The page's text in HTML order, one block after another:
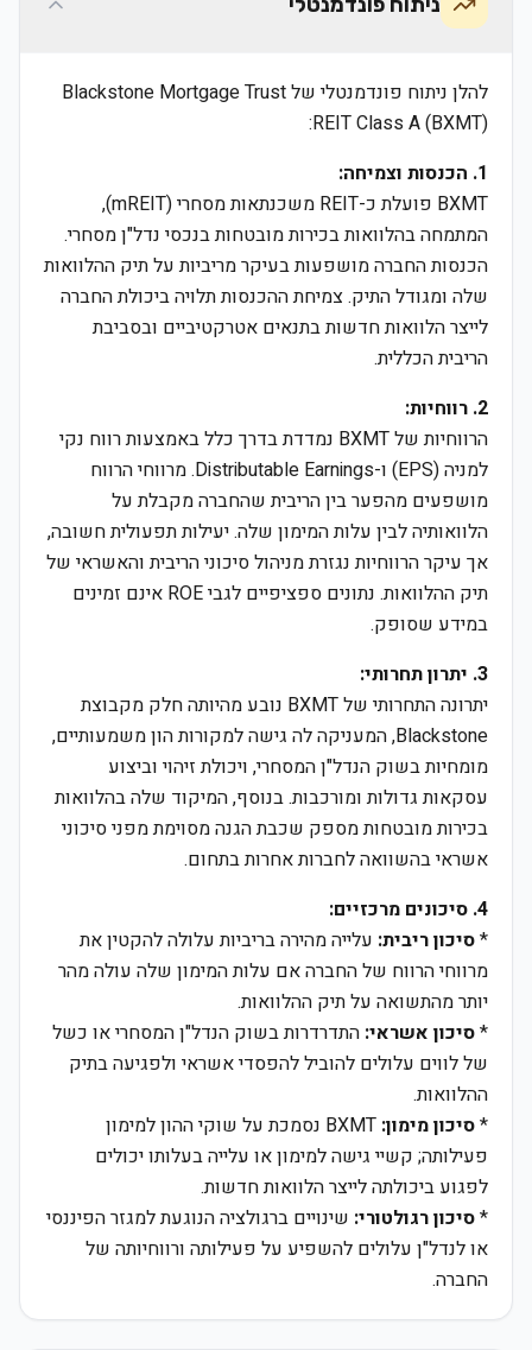
להלן ניתוח פונדמנטלי של Blackstone Mortgage Trust
REIT Class A (BXMT):
1. הכנסות וצמיחה:
BXMT פועלת כ-REIT משכנתאות מסחרי (mREIT),
המתמחה בהלוואות בכירות מובטחות בנכסי נדל"ן מסחרי.
הכנסות החברה מושפעות בעיקר מריביות על תיק ההלוואות
שלה ומגודל התיק. צמיחת ההכנסות תלויה ביכולת החברה
לייצר הלוואות חדשות בתנאים אטרקטיביים ובסביבת
הריבית הכללית.
2. רווחיות:
הרווחיות של BXMT נמדדת בדרך כלל באמצעות רווח נקי
למניה (EPS) ו-Distributable Earnings. מרווחי הרווח
מושפעים מהפער בין הריבית שהחברה מקבלת על
הלוואותיה לבין עלות המימון שלה. יעילות תפעולית חשובה,
אך עיקר הרווחיות נגזרת מניהול סיכוני הריבית והאשראי של
תיק ההלוואות. נתונים ספציפיים לגבי ROE אינם זמינים
במידע שסופק.
3. יתרון תחרותי:
יתרונה התחרותי של BXMT נובע מהיותה חלק מקבוצת
Blackstone, המעניקה לה גישה למקורות הון משמעותיים,
מומחיות בשוק הנדל"ן המסחרי, ויכולת זיהוי וביצוע
עסקאות גדולות ומורכבות. בנוסף, המיקוד שלה בהלוואות
בכירות מובטחות מספק שכבת הגנה מסוימת מפני סיכוני
אשראי בהשוואה לחברות אחרות בתחום.
4. סיכונים מרכזיים:
*סיכון ריבית: עלייה מהירה בריביות עלולה להקטין את
מרווחי הרווח של החברה אם עלות המימון שלה עולה מהר
יותר מהתשואה על תיק ההלוואות.
*סיכון אשראי: התדרדרות בשוק הנדל"ן המסחרי או כשל
של לווים עלולים להוביל להפסדי אשראי ולפגיעה בתיק
ההלוואות.
*סיכון מימון:
BXMT נסמכת על שוקי ההון למימון
פעילותה; קשיי גישה למימון או עלייה בעלותו יכולים
לפגוע ביכולתה לייצר הלוואות חדשות.
*סיכון רגולטורי: שינויים ברגולציה הנוגעת למגזר הפיננסי
או לנדל"ן עלולים להשפיע על פעילותה ורווחיותה של
החברה.